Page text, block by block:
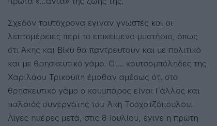
Σχεδόν ταυτόχρονα έγιναν γνωστές και οι
λεπτομέρειες περί το επικείμενο μυστήριο, όπως
ότι Άκης και Βίκυ θα παντρευτούν και με πολιτικό
και με θρησκευτικό γάμο. Οι… κουτσομπόληδες της
Χαριλάου Τρικούπη έμαθαν αμέσως ότι στο
θρησκευτικό γάμο ο κουμπάρος είναι Γάλλος και
παλαιός συνεργάτης του Άκη Τσοχατζόπουλου.
Λίγες ημέρες μετά, στις 8 Ιουλίου, έγινε η πρώτη